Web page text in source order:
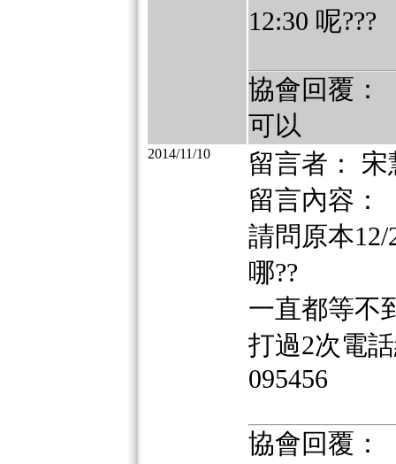
12:30 呢???
協會回覆：
可以
2014/11/10
留言者： 宋
留言內容：
請問原本
哪??
一直都等不
打過2次電
095456
協會回覆：